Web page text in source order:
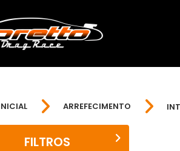
ARREFECIMENTO
FILTROS